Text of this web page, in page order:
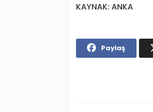
KAYNAK: ANKA
Paylaş